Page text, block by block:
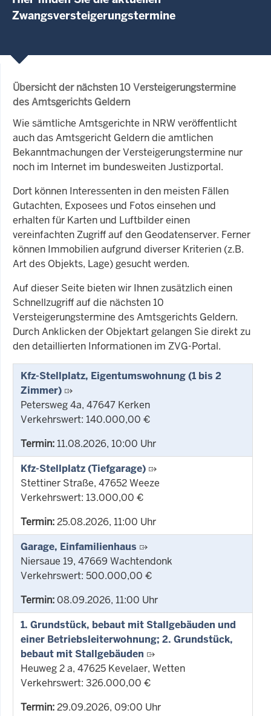
Zwangsversteigerungstermine
Übersicht der nächsten 10 Versteigerungstermine
des Amtsgerichts Geldern
Wie sämtliche Amtsgerichte in NRW veröffentlicht
auch das Amtsgericht Geldern die amtlichen
Bekanntmachungen der Versteigerungstermine nur
noch im Internet im bundesweiten Justizportal.
Dort können Interessenten in den meisten Fällen
Gutachten, Exposees und Fotos einsehen und
erhalten für Karten und Luftbilder einen
vereinfachten Zugriff auf den Geodatenserver. Ferner
können Immobilien aufgrund diverser Kriterien (z.B.
Art des Objekts, Lage) gesucht werden.
Auf dieser Seite bieten wir Ihnen zusätzlich einen
Schnellzugriff auf die nächsten 10
Versteigerungstermine des Amtsgerichts Geldern.
Durch Anklicken der Objektart gelangen Sie direkt zu
den detaillierten Informationen im ZVG-Portal.
Kfz-Stellplatz, Eigentumswohnung (1 bis 2
Zimmer)
Petersweg 4a, 47647 Kerken
Verkehrswert: 140.000,00 €
Termin:11.08.2026, 10:00 Uhr
Kfz-Stellplatz (Tiefgarage)
Stettiner Straße, 47652 Weeze
Verkehrswert: 13.000,00 €
Termin:25.08.2026, 11:00 Uhr
Garage, Einfamilienhaus
Niersaue 19, 47669 Wachtendonk
Verkehrswert: 500.000,00 €
Termin:08.09.2026, 11:00 Uhr
1. Grundstück, bebaut mit Stallgebäuden und
einer Betriebsleiterwohnung; 2. Grundstück,
bebaut mit Stallgebäuden
Heuweg 2 a, 47625 Kevelaer, Wetten
Verkehrswert: 326.000,00 €
Termin:29.09.2026, 09:00 Uhr